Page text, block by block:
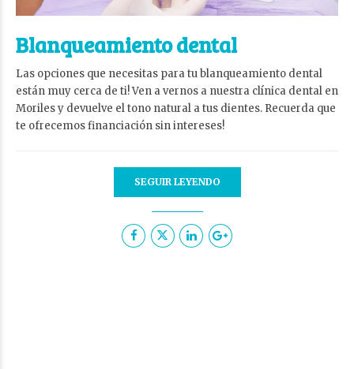
Blanqueamiento dental
Las opciones que necesitas para tu blanqueamiento dental
están muy cerca de ti! Ven a vernos a nuestra clínica dental en
Moriles y devuelve el tono natural a tus dientes. Recuerda que
te ofrecemos financiación sin intereses!
SEGUIR LEYENDO